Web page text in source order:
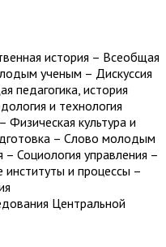
история – Всеобщая
ученым – Дискуссия
педагогика, история
и технология
Физическая культура и
– Слово молодым
Социология управления –
институты и процессы –
Центральной